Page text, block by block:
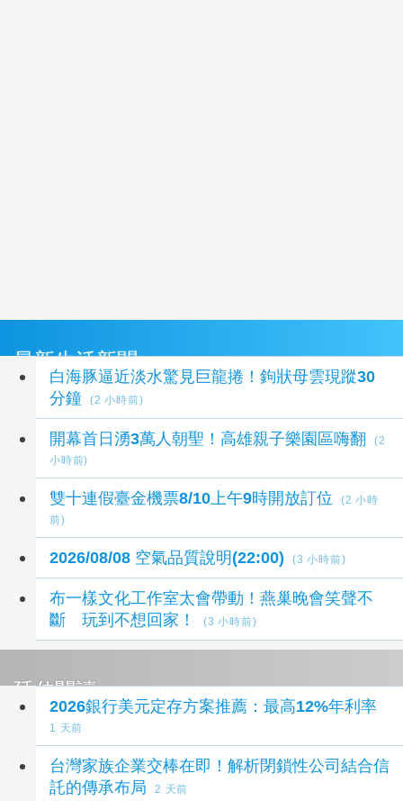
最新生活新聞
白海豚逼近淡水驚見巨龍捲！鉤狀母雲現蹤30
分鐘
(2 小時前)
開幕首日湧3萬人朝聖！高雄親子樂園區嗨翻
(2
小時前)
雙十連假臺金機票8/10上午9時開放訂位
(2 小時
前)
2026/08/08 空氣品質說明(22:00) (3 小時前)
布一樣文化工作室太會帶動！燕巢晚會笑聲不
斷 玩到不想回家！
(3 小時前)
延伸閱讀
2026銀行美元定存方案推薦：最高12%年利率
1 天前
台灣家族企業交棒在即！解析閉鎖性公司結合信
託的傳承布局
2 天前